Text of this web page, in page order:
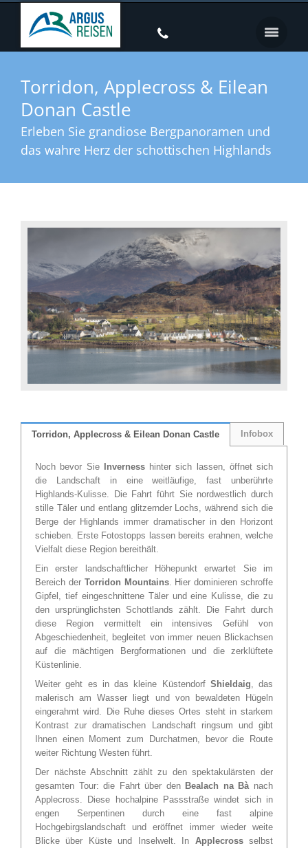
Torridon, Applecross & Eilean
Donan Castle
Erleben Sie grandiose Bergpanoramen und
das wahre Herz der schottischen Highlands
Torridon, Applecross & Eilean Donan Castle Infobox
Noch bevor Sie Invernesshinter sich lassen, öffnet sich
die Landschaft in eine weitläufige, fast unberührte
Highlands-Kulisse. Die Fahrt führt Sie nordwestlich durch
stille Täler und entlang glitzernder Lochs, während sich die
Berge der Highlands immer dramatischer in den Horizont
schieben. Erste Fotostopps lassen bereits erahnen, welche
Vielfalt diese Region bereithält.
Ein erster landschaftlicher Höhepunkt erwartet Sie im
Bereich der Torridon Mountains. Hier dominieren schroffe
Gipfel, tief eingeschnittene Täler und eine Kulisse, die zu
den ursprünglichsten Schottlands zählt. Die Fahrt durch
diese Region vermittelt ein intensives Gefühl von
Abgeschiedenheit, begleitet von immer neuen Blickachsen
auf die mächtigen Bergformationen und die zerklüftete
Küstenlinie.
Weiter geht es in das kleine Küstendorf Shieldaig , das
malerisch am Wasser liegt und von bewaldeten Hügeln
eingerahmt wird. Die Ruhe dieses Ortes steht in starkem
Kontrast zur dramatischen Landschaft ringsum und gibt
Ihnen einen Moment zum Durchatmen, bevor die Route
weiter Richtung Westen führt.
Der nächste Abschnitt zählt zu den spektakulärsten der
gesamten Tour: die Fahrt über den Bealach na Bà nach
Applecross. Diese hochalpine Passstraße windet sich in
engen Serpentinen durch eine fast alpine
Hochgebirgslandschaft und eröffnet immer wieder weite
Blicke über Küste und Inselwelt. In Applecrossselbst